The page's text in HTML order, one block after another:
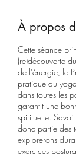
À propos
Cette séance
(re)découverte
de l'énergie, le
pratique du
dans toutes les
garantit une
spirituelle.
donc partie des
explorerons
exercices